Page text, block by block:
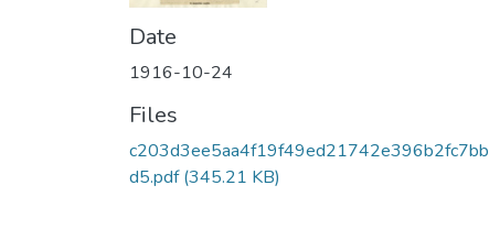
Date
1916-10-24
Files
d5.pdf(345.21 KB)